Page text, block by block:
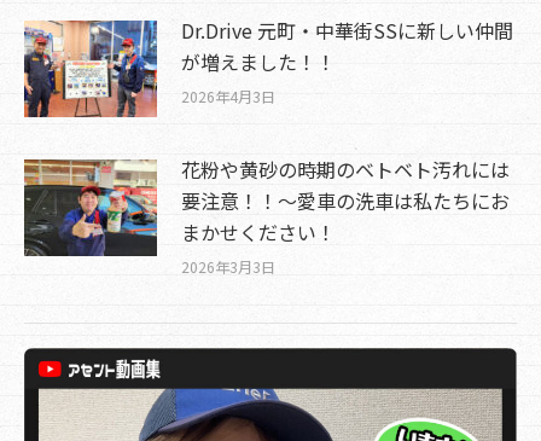
Dr.Drive 元町・中華街SSに新しい仲間
が増えました！！
2026年4月3日
花粉や黄砂の時期のベトベト汚れには
要注意！！～愛車の洗車は私たちにお
まかせください！
2026年3月3日